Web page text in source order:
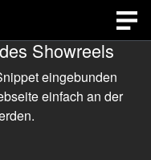
Showreels
eingebunden
einfach an der